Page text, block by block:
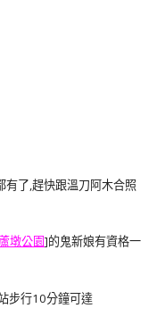
了,趕快跟溫刀阿木合照
墩公園]的鬼新娘有資格一